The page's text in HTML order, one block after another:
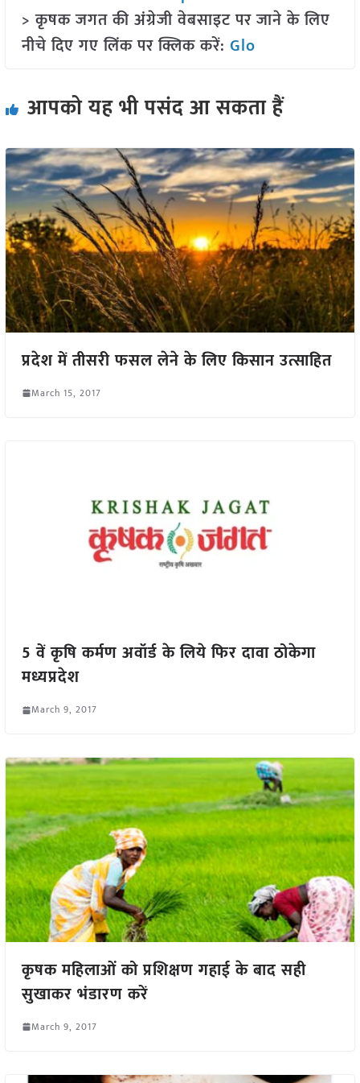
> कृषक जगत की अंग्रेजी वेबसाइट पर जाने के लिए
नीचे दिए गए लिंक पर क्लिक करें: Glo
आपको यह भी पसंद आ सकता हैं
प्रदेश में तीसरी फसल लेने के लिए किसान उत्साहित
March 15, 2017
5 वें कृषि कर्मण अवॉर्ड के लिये फिर दावा ठोकेगा
मध्यप्रदेश
March 9, 2017
कृषक महिलाओं को प्रशिक्षण गहाई के बाद सही
सुखाकर भंडारण करें
March 9, 2017